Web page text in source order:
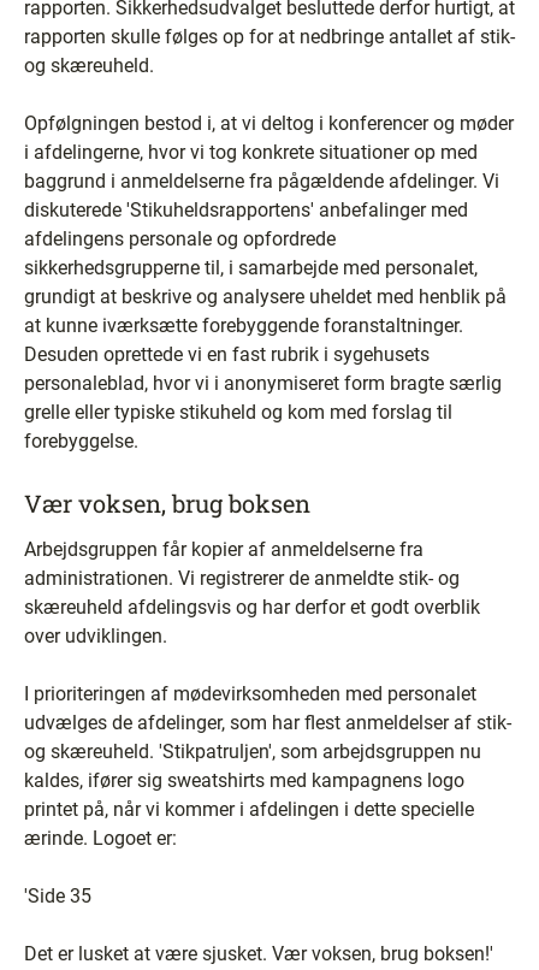
rapporten. Sikkerhedsudvalget besluttede derfor hurtigt, at
rapporten skulle følges op for at nedbringe antallet af stik-
og skæreuheld.
Opfølgningen bestod i, at vi deltog i konferencer og møder
i afdelingerne, hvor vi tog konkrete situationer op med
baggrund i anmeldelserne fra pågældende afdelinger. Vi
diskuterede 'Stikuheldsrapportens' anbefalinger med
afdelingens personale og opfordrede
sikkerhedsgrupperne til, i samarbejde med personalet,
grundigt at beskrive og analysere uheldet med henblik på
at kunne iværksætte forebyggende foranstaltninger.
Desuden oprettede vi en fast rubrik i sygehusets
personaleblad, hvor vi i anonymiseret form bragte særlig
grelle eller typiske stikuheld og kom med forslag til
forebyggelse.
Vær voksen, brug boksen
Arbejdsgruppen får kopier af anmeldelserne fra
administrationen. Vi registrerer de anmeldte stik- og
skæreuheld afdelingsvis og har derfor et godt overblik
over udviklingen.
I prioriteringen af mødevirksomheden med personalet
udvælges de afdelinger, som har flest anmeldelser af stik-
og skæreuheld. 'Stikpatruljen', som arbejdsgruppen nu
kaldes, ifører sig sweatshirts med kampagnens logo
printet på, når vi kommer i afdelingen i dette specielle
ærinde. Logoet er:
'Side 35
Det er lusket at være sjusket. Vær voksen, brug boksen!'